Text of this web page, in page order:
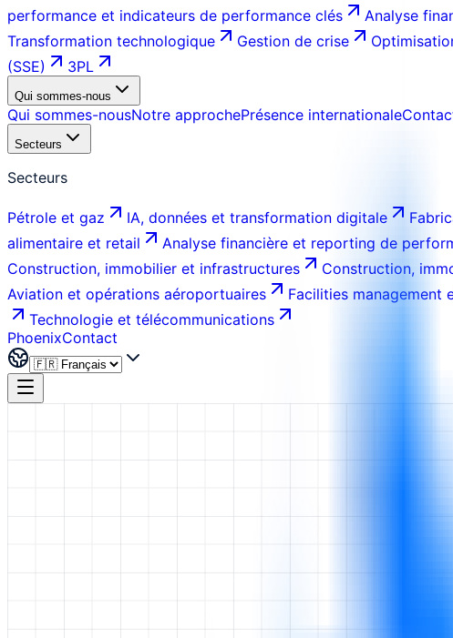
performance et indicateurs de performance clés
Analyse
Transformation technologique
Gestion de crise
(SSE)
3PL
Qui sommes-nous
Qui sommes-nousNotre approchePrésence internationale
Secteurs
Secteurs
Pétrole et gaz IA, données et transformation digitale
alimentaire et retail
Analyse financière et reporting de
Construction, immobilier et infrastructures
Construction,
Aviation et opérations aéroportuaires
Facilities management
Technologie et télécommunications
PhoenixContact